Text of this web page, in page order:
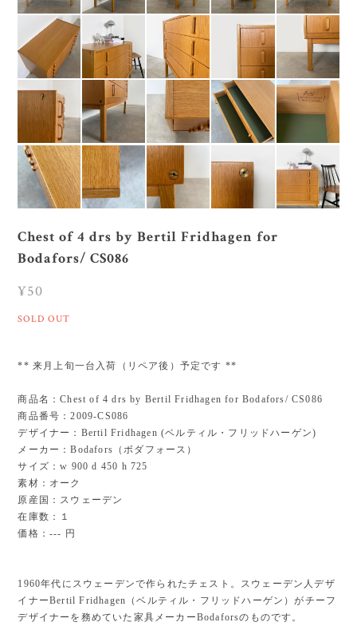
Chest of 4 drs by Bertil Fridhagen for
Bodafors/ CS086
¥50
SOLD OUT
** 来月上旬一台入荷（リペア後）予定です **
商品名：Chest of 4 drs by Bertil Fridhagen for Bodafors/ CS086
商品番号：2009-CS086
デザイナー：Bertil Fridhagen (ベルティル・フリッドハーゲン)
メーカー：Bodafors（ボダフォース）
サイズ：w 900 d 450 h 725
素材：オーク
原産国：スウェーデン
在庫数：１
価格：--- 円
1960年代にスウェーデンで作られたチェスト。スウェーデン人デザ
イナーBertil Fridhagen（ベルティル・フリッドハーゲン）がチーフ
デザイナーを務めていた家具メーカーBodaforsのものです。